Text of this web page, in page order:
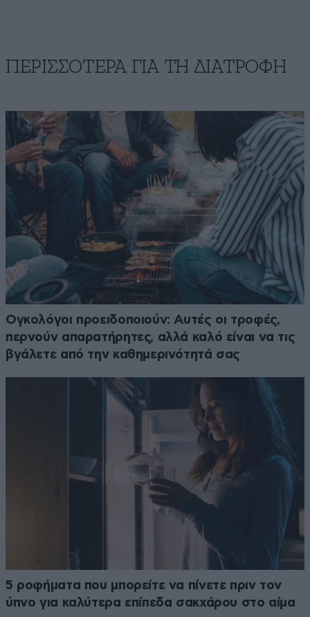
ΠΕΡΙΣΣΟΤΕΡΑ ΓΙΑ ΤΗ ΔΙΑΤΡΟΦΗ
Ογκολόγοι προειδοποιούν: Αυτές οι τροφές,
περνούν απαρατήρητες, αλλά καλό είναι να τις
βγάλετε από την καθημερινότητά σας
5 ροφήματα που μπορείτε να πίνετε πριν τον
ύπνο για καλύτερα επίπεδα σακχάρου στο αίμα